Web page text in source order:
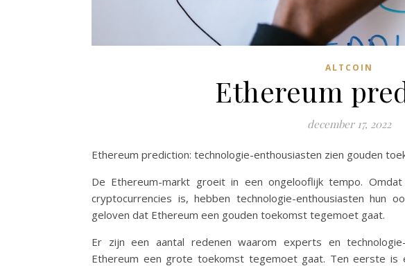
ALTCOIN
Ethereum
december 17, 2022
Ethereum prediction: technologie-enthousiasten zien gouden
De Ethereum-markt groeit in een ongelooflijk tempo.
cryptocurrencies is, hebben technologie-enthousiasten hun
geloven dat Ethereum een gouden toekomst tegemoet gaat.
Er zijn een aantal redenen waarom experts en
Ethereum een grote toekomst tegemoet gaat. Ten eerste is